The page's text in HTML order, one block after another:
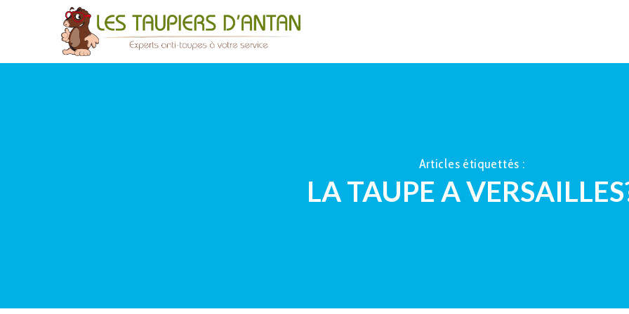
Articles étiquettés :
LA TAUPE A